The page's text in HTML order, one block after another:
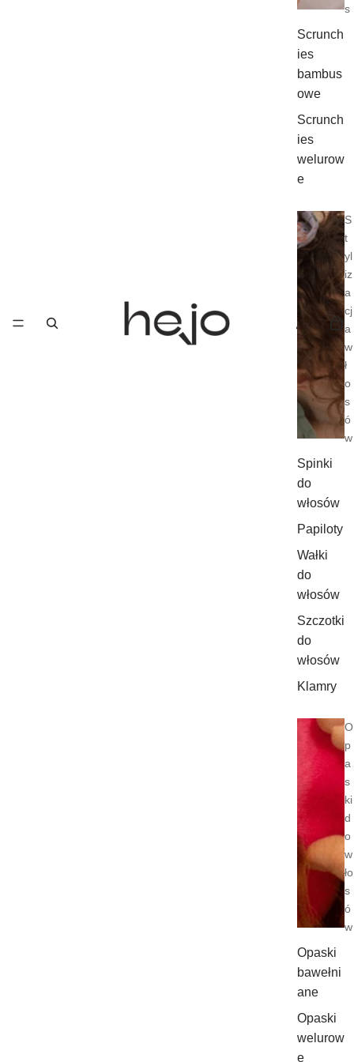
s
Scrunch
ies
bambus
owe
Scrunch
ies
welurow
e
S
t
yl
iz
a
cj
a
w
ł
o
s
ó
w
Spinki
do
włosów
Papiloty
Wałki
do
włosów
Szczotki
do
włosów
Klamry
O
p
a
s
ki
d
o
w
ło
s
ó
w
Opaski
bawełni
ane
Opaski
welurow
e